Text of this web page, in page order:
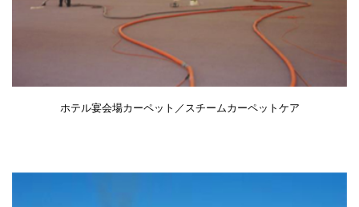
ホテル宴会場カーペット／スチームカーペットケア